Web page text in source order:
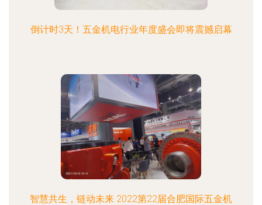
倒计时3天！五金机电行业年度盛会即将震撼启幕
智慧共生，链动未来 2022第22届合肥国际五金机